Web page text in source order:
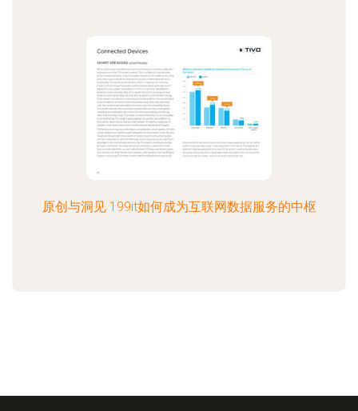
原创与洞见 199it如何成为互联网数据服务的中枢